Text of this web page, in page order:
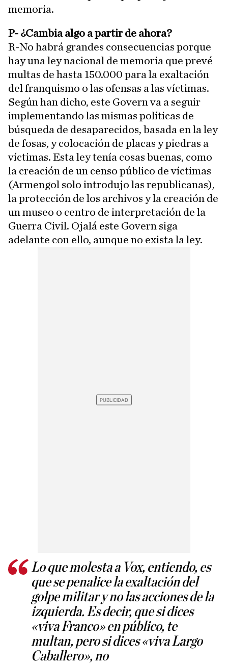
memoria.
P- ¿Cambia algo a partir de ahora?
R-No habrá grandes consecuencias porque
hay una ley nacional de memoria que prevé
multas de hasta 150.000 para la exaltación
del franquismo o las ofensas a las víctimas.
Según han dicho, este Govern va a seguir
implementando las mismas políticas de
búsqueda de desaparecidos, basada en la ley
de fosas, y colocación de placas y piedras a
víctimas. Esta ley tenía cosas buenas, como
la creación de un censo público de víctimas
(Armengol solo introdujo las republicanas),
la protección de los archivos y la creación de
un museo o centro de interpretación de la
Guerra Civil. Ojalá este Govern siga
adelante con ello, aunque no exista la ley.
Lo que molesta a Vox, entiendo, es
que se penalice la exaltación del
golpe militar y no las acciones de la
izquierda. Es decir, que si dices
«viva Franco» en público, te
multan, pero si dices «viva Largo
Caballero», no